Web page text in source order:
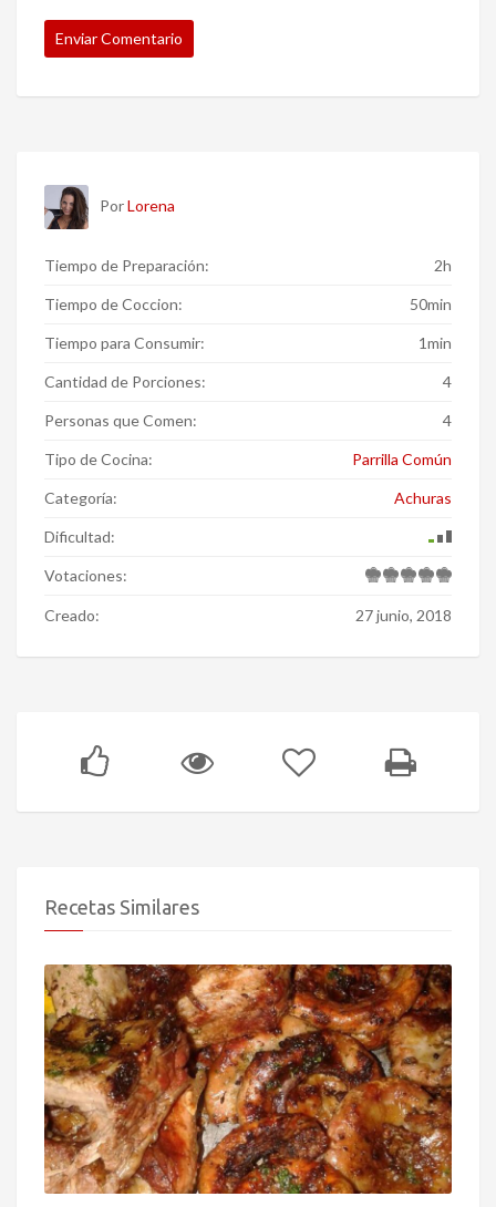
PorLorena
Tiempo de Preparación: 2h
Tiempo de Coccion: 50min
Tiempo para Consumir: 1min
Cantidad de Porciones: 4
Personas que Comen: 4
Tipo de Cocina: Parrilla Común
Categoría: Achuras
Dificultad:
Votaciones:
Creado: 27 junio, 2018
Recetas Similares